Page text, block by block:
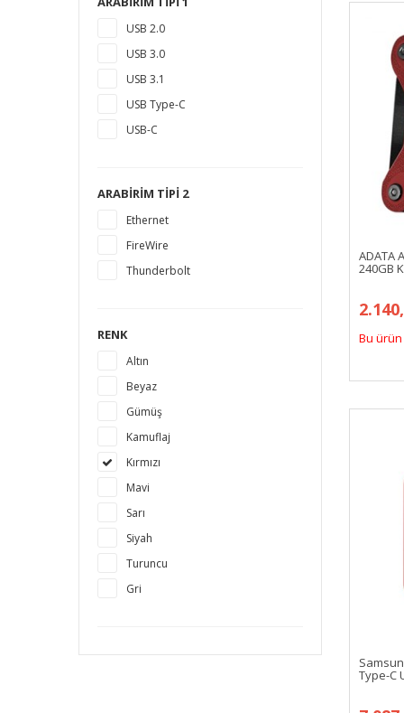
18 TB
1,5 TB
14 TB
USB 2.0
USB 3.0
USB 3.1
USB Type-C
USB-C
ARABIRIM TIPI 2
Ethernet
FireWire
Thunderbolt
RENK
Altın
Beyaz
Gümüş
Kamuflaj
Kırmızı
Mavi
Sarı
Siyah
Turuncu
Gri
ADATA
240GB
Bu
Type-C